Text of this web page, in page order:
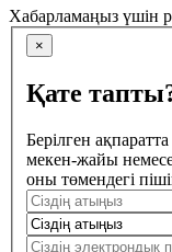
Хабарламаңыз үшін
×
Қате
Берілген
мекен-жайы немесе
оны төмендегі